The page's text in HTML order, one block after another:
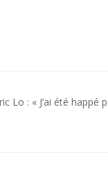
Lo : « J’ai été happé